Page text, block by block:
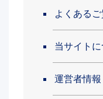
よくあるご
当サイトに
運営者情報